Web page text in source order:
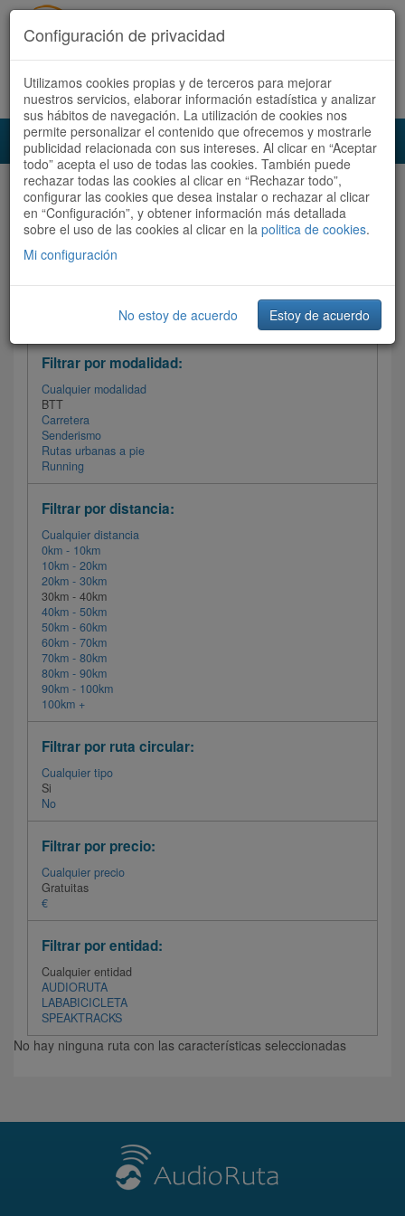
Acceder Registrate ahora Español | Català
Audioruta Todas las rutas
Todas las rutas Ordenar por:Más recientes
Filtrar las rutas
Filtrar por modalidad:
Cualquier modalidad
BTT
Carretera
Senderismo
Rutas urbanas a pie
Running
Filtrar por distancia:
Cualquier distancia
0km - 10km
10km - 20km
20km - 30km
30km - 40km
40km - 50km
50km - 60km
60km - 70km
70km - 80km
80km - 90km
90km - 100km
100km +
Filtrar por ruta circular:
Cualquier tipo
Si
No
Filtrar por precio:
Cualquier precio
Gratuitas
€
Filtrar por entidad:
Cualquier entidad
AUDIORUTA
LABABICICLETA
SPEAKTRACKS
No hay ninguna ruta con las características seleccionadas
Configuración de privacidad
Utilizamos cookies propias y de terceros para mejorar
nuestros servicios, elaborar información estadística y analizar
sus hábitos de navegación. La utilización de cookies nos
permite personalizar el contenido que ofrecemos y mostrarle
publicidad relacionada con sus intereses. Al clicar en “Aceptar
todo” acepta el uso de todas las cookies. También puede
rechazar todas las cookies al clicar en “Rechazar todo”,
configurar las cookies que desea instalar o rechazar al clicar
en “Configuración”, y obtener información más detallada
sobre el uso de las cookies al clicar en la politica de cookies.
Mi configuración
No estoy de acuerdo Estoy de acuerdo